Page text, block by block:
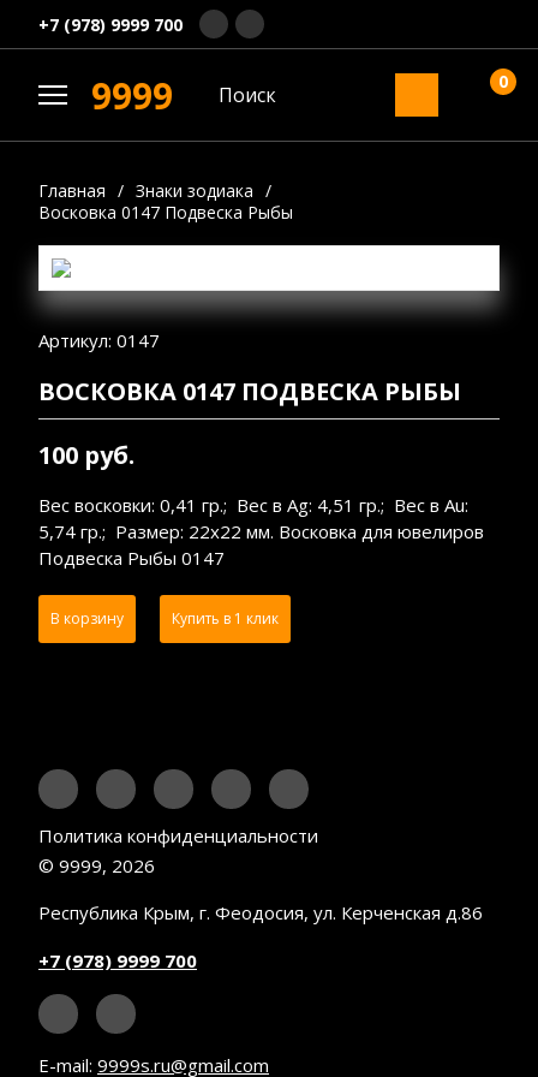
+7 (978) 9999 700
9999 0
Главная / Знаки зодиака /
Восковка 0147 Подвеска Рыбы
Артикул: 0147
ВОСКОВКА 0147 ПОДВЕСКА РЫБЫ
100 руб.
Вес восковки: 0,41 гр.; Вес в Ag: 4,51 гр.; Вес в Au:
5,74 гр.; Размер: 22х22 мм. Восковка для ювелиров
Подвеска Рыбы 0147
В корзину Купить в 1 клик
Политика конфиденциальности
© 9999, 2026
Республика Крым, г. Феодосия, ул. Керченская д.86
+7 (978) 9999 700
E-mail: 9999s.ru@gmail.com